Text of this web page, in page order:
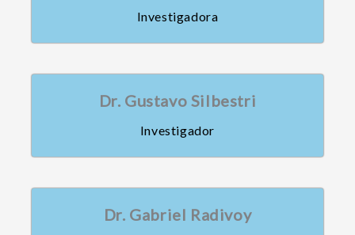
Investigadora
Dr. Gustavo Silbestri
Investigador
Dr. Gabriel Radivoy